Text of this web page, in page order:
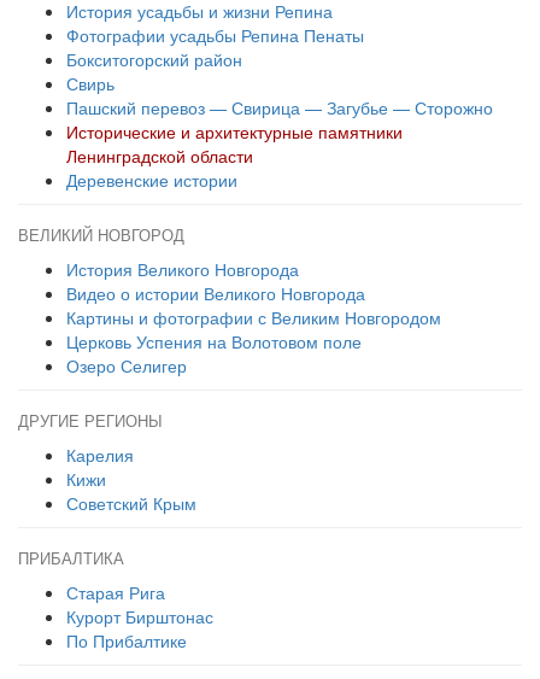
История усадьбы и жизни Репина
Фотографии усадьбы Репина Пенаты
Бокситогорский район
Свирь
Пашский перевоз — Свирица — Загубье — Сторожно
Исторические и архитектурные памятники
Ленинградской области
Деревенские истории
ВЕЛИКИЙ НОВГОРОД
История Великого Новгорода
Видео о истории Великого Новгорода
Картины и фотографии с Великим Новгородом
Церковь Успения на Волотовом поле
Озеро Селигер
ДРУГИЕ РЕГИОНЫ
Карелия
Кижи
Советский Крым
ПРИБАЛТИКА
Старая Рига
Курорт Бирштонас
По Прибалтике